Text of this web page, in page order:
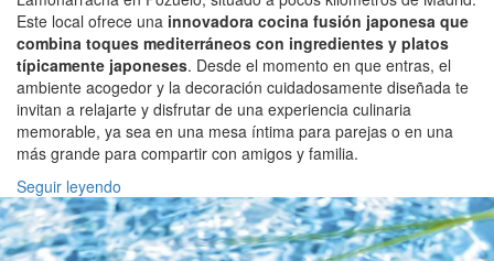
Este local ofrece una innovadora cocina fusión japonesa que
combina toques mediterráneos con ingredientes y platos
típicamente japoneses. Desde el momento en que entras, el
ambiente acogedor y la decoración cuidadosamente diseñada te
invitan a relajarte y disfrutar de una experiencia culinaria
memorable, ya sea en una mesa íntima para parejas o en una
más grande para compartir con amigos y familia.
Seguir leyendo